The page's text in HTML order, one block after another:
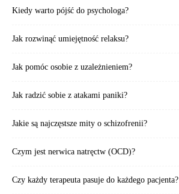
Kiedy warto pójść do psychologa?
Jak rozwinąć umiejętność relaksu?
Jak pomóc osobie z uzależnieniem?
Jak radzić sobie z atakami paniki?
Jakie są najczęstsze mity o schizofrenii?
Czym jest nerwica natręctw (OCD)?
Czy każdy terapeuta pasuje do każdego pacjenta?